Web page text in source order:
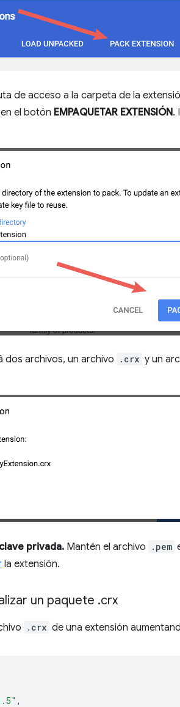
de acceso a la carpeta de la
el botón EMPAQUETAR EXTENSIÓN.
dos archivos, un archivo .crx y un
privada. Mantén el archivo .pem
la extensión.
un paquete .crx
.crx de una extensión
,